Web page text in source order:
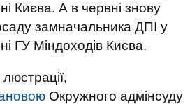
Києва. А в червні знову
замначальника ДПІ у
ГУ Міндоходів Києва.
Окружного адмінсуду